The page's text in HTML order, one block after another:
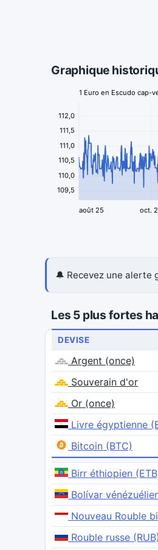
Graphique
109,5
110,0
110,5
111,0
111,5
112,0
août 25 oct.
1 Euro en Escudo cap-
🔔 Recevez une alerte
Les 5 plus fortes
DEVISE
Argent (once)
Souverain d'or
Or (once)
Livre égyptienne
Bitcoin (BTC)
Birr éthiopien
Bolívar
Nouveau Rouble
Rouble russe (RUB)